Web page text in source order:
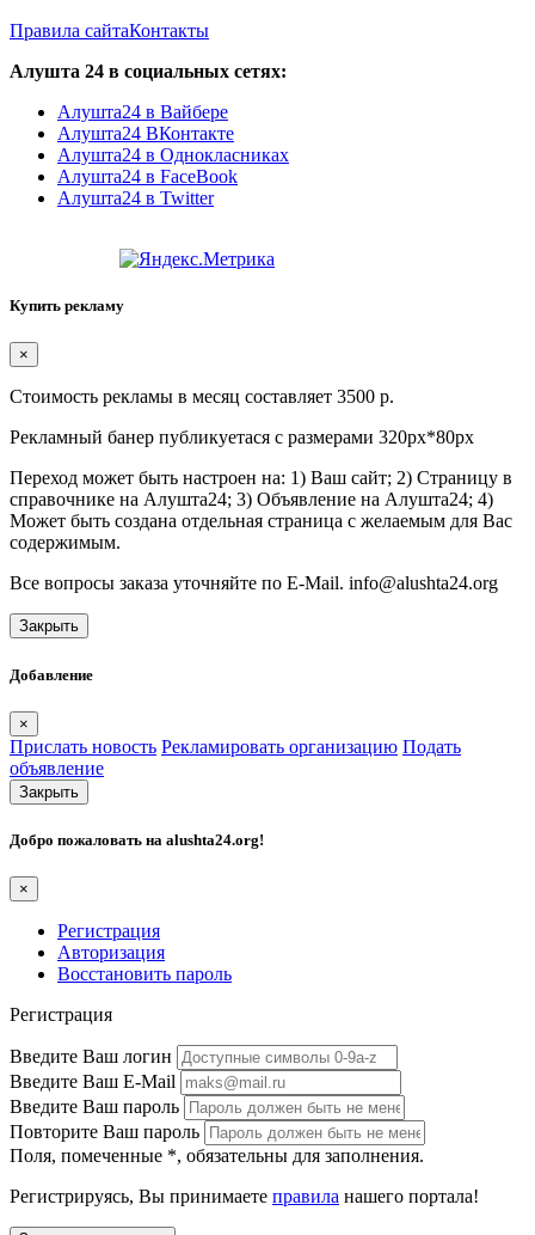
Правила сайтаКонтакты
Алушта 24 в социальных сетях:
Алушта24 в Вайбере
Алушта24 ВКонтакте
Алушта24 в Однокласниках
Алушта24 в FaceBook
Алушта24 в Twitter
Купить рекламу
×
Стоимость рекламы в месяц составляет 3500 р.
Рекламный банер публикуетася с размерами 320px*80px
Переход может быть настроен на: 1) Ваш сайт; 2) Страницу в
справочнике на Алушта24; 3) Объявление на Алушта24; 4)
Может быть создана отдельная страница с желаемым для Вас
содержимым.
Все вопросы заказа уточняйте по E-Mail. info@alushta24.org
Закрыть
Добавление
×
Прислать новость Рекламировать организацию Подать
объявление
Закрыть
Добро пожаловать на alushta24.org!
×
Регистрация
Авторизация
Восстановить пароль
Регистрация
Введите Ваш логин
Введите Ваш E-Mail
Введите Ваш пароль
Повторите Ваш пароль
Поля, помеченные *, обязательны для заполнения.
Регистрируясь, Вы принимаете правила нашего портала!